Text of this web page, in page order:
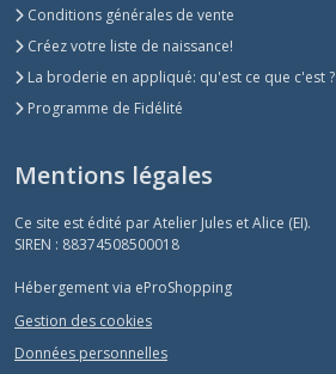
Conditions générales de vente
Créez votre liste de naissance!
La broderie en appliqué: qu'est ce que c'est ?
Programme de Fidélité
Mentions légales
Ce site est édité par Atelier Jules et Alice (EI).
SIREN : 88374508500018
Hébergement via eProShopping
Gestion des cookies
Données personnelles